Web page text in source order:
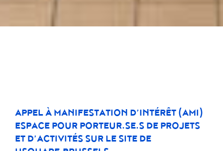
APPEL À MANIFESTATION D’INTÉRÊT (AMI)
ESPACE POUR PORTEUR.SE.S DE PROJETS
ET D’ACTIVITÉS SUR LE SITE DE